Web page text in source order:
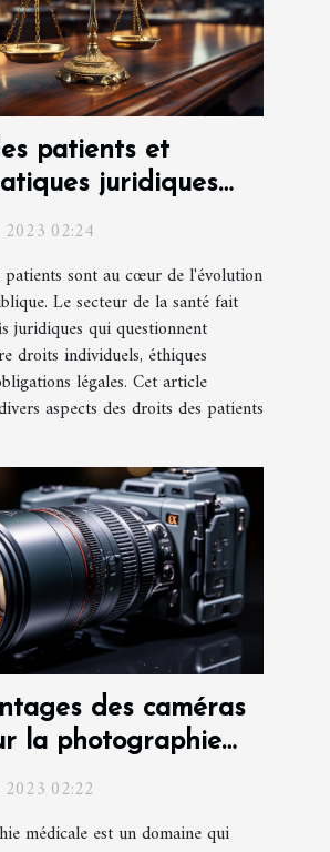
patients et
juridiques
2023 02:24
patients sont au cœur de l'évolution
Le secteur de la santé fait
juridiques qui questionnent
droits individuels, éthiques
légales. Cet article
aspects des droits des patients
des caméras
la photographie
2023 02:22
médicale est un domaine qui